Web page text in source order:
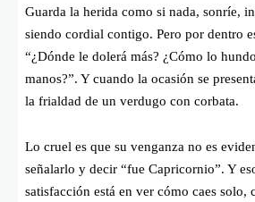
Guarda la herida como si nada, sonríe,
siendo cordial contigo. Pero por dentro
“¿Dónde le dolerá más? ¿Cómo lo
manos?”. Y cuando la ocasión se
la frialdad de un verdugo con corbata.
Lo cruel es que su venganza no es
señalarlo y decir “fue Capricornio”. Y
satisfacción está en ver cómo caes solo,